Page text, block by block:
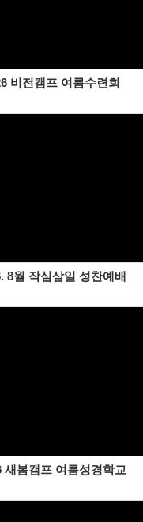
비전캠프 여름수련회
8월 작심삼일 성찬예배
새봄캠프 여름성경학교